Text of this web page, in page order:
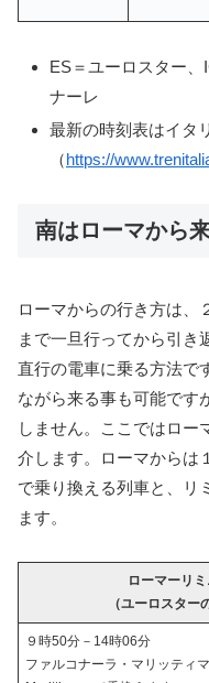
ES＝ユーロスター
ナーレ
最新の時刻表はイタ
（ https://
南はローマから
ローマからの行き方は、
まで一旦行ってから引き
直行の電車に乗る方法で
ながら来る事も可能です
しません。ここではロー
介します。ローマからは
で乗り換える列車と、リ
ます。
ローマーリミ
（ユーロスター
９時50分－14時06分
ファルコナーラ・マリッティ